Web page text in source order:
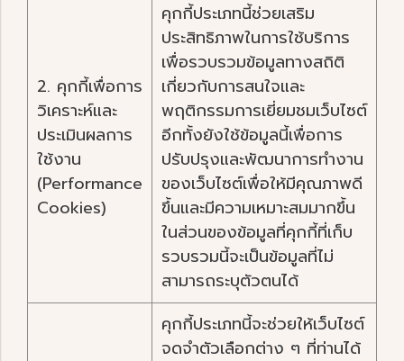
2. คุกกี้เพื่อการ
วิเคราะห์และ
ประเมินผลการ
ใช้งาน
(Performance
Cookies)
คุกกี้ประเภทนี้ช่วยเสริม
ประสิทธิภาพในการใช้บริการ
เพื่อรวบรวมข้อมูลทางสถิติ
เกี่ยวกับการสนใจและ
พฤติกรรมการเยี่ยมชมเว็บไซต์
อีกทั้งยังใช้ข้อมูลนี้เพื่อการ
ปรับปรุงและพัฒนาการทำงาน
ของเว็บไซต์เพื่อให้มีคุณภาพดี
ขึ้นและมีความเหมาะสมมากขึ้น
ในส่วนของข้อมูลที่คุกกี้ที่เก็บ
รวบรวมนี้จะเป็นข้อมูลที่ไม่
สามารถระบุตัวตนได้
คุกกี้ประเภทนี้จะช่วยให้เว็บไซต์
จดจำตัวเลือกต่าง ๆ ที่ท่านได้